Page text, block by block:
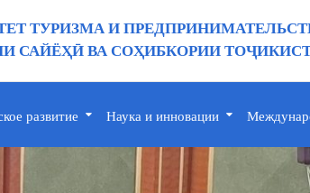
ТУРИЗМА И
ВА СОҲИБКОРИИ
развитие Наука и инновации